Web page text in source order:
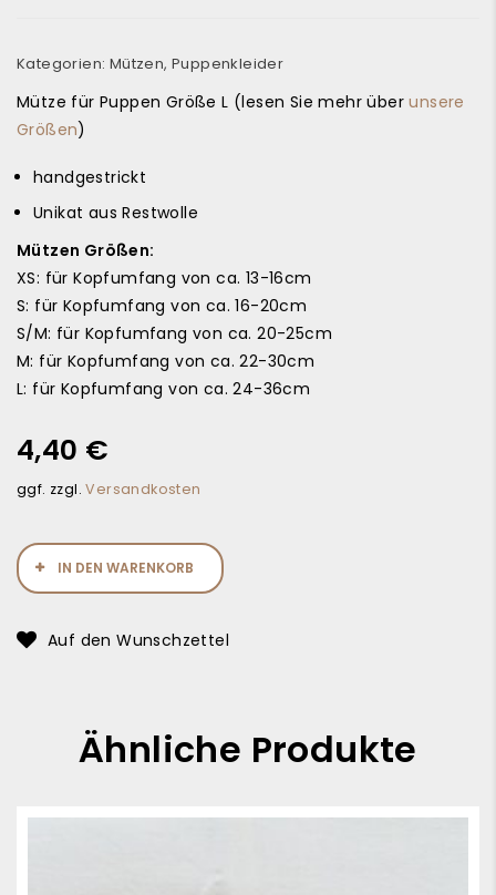
Kategorien: Mützen,Puppenkleider
Mütze für Puppen Größe L (lesen Sie mehr überunsere
Größen)
handgestrickt
Unikat aus Restwolle
Mützen Größen:
XS: für Kopfumfang von ca. 13-16cm
S: für Kopfumfang von ca. 16-20cm
S/M: für Kopfumfang von ca. 20-25cm
M: für Kopfumfang von ca. 22-30cm
L: für Kopfumfang von ca. 24-36cm
4,40 €
ggf. zzgl.Versandkosten
IN DEN WARENKORB
Auf den Wunschzettel
Ähnliche Produkte